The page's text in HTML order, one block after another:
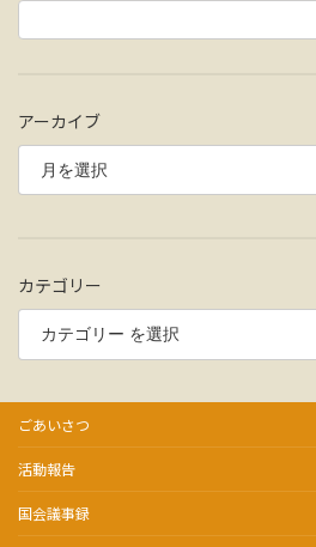
アーカイブ
カテゴリー
ごあいさつ
活動報告
国会議事録